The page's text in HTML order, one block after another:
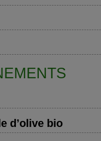
d’olive bio